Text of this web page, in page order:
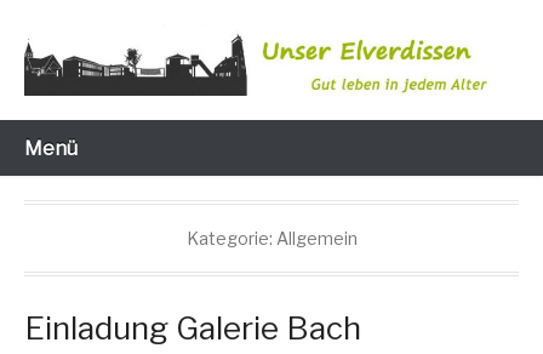
Inhalt
wechseln
Unser Elverdissen
Menü
Kategorie: Allgemein
Einladung Galerie Bach